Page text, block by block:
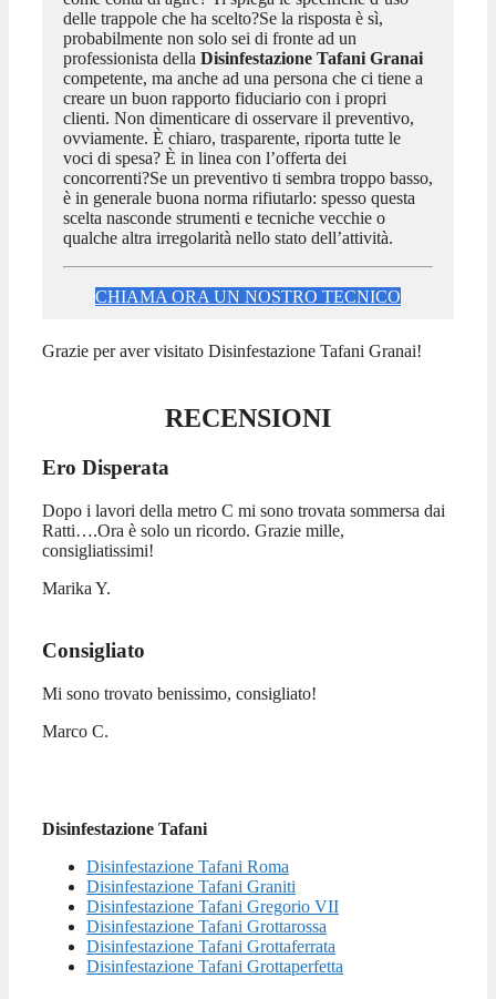
delle trappole che ha scelto?Se la risposta è sì,
probabilmente non solo sei di fronte ad un
professionista della Disinfestazione Tafani Granai
competente, ma anche ad una persona che ci tiene a
creare un buon rapporto fiduciario con i propri
clienti. Non dimenticare di osservare il preventivo,
ovviamente. È chiaro, trasparente, riporta tutte le
voci di spesa? È in linea con l’offerta dei
concorrenti?Se un preventivo ti sembra troppo basso,
è in generale buona norma rifiutarlo: spesso questa
scelta nasconde strumenti e tecniche vecchie o
qualche altra irregolarità nello stato dell’attività.
CHIAMA ORA UN NOSTRO TECNICO
Grazie per aver visitato Disinfestazione Tafani Granai!
RECENSIONI
Ero Disperata
Dopo i lavori della metro C mi sono trovata sommersa dai
Ratti….Ora è solo un ricordo. Grazie mille,
consigliatissimi!
Marika Y.
Consigliato
Mi sono trovato benissimo, consigliato!
Marco C.
Disinfestazione Tafani
Disinfestazione Tafani Roma
Disinfestazione Tafani Graniti
Disinfestazione Tafani Gregorio VII
Disinfestazione Tafani Grottarossa
Disinfestazione Tafani Grottaferrata
Disinfestazione Tafani Grottaperfetta